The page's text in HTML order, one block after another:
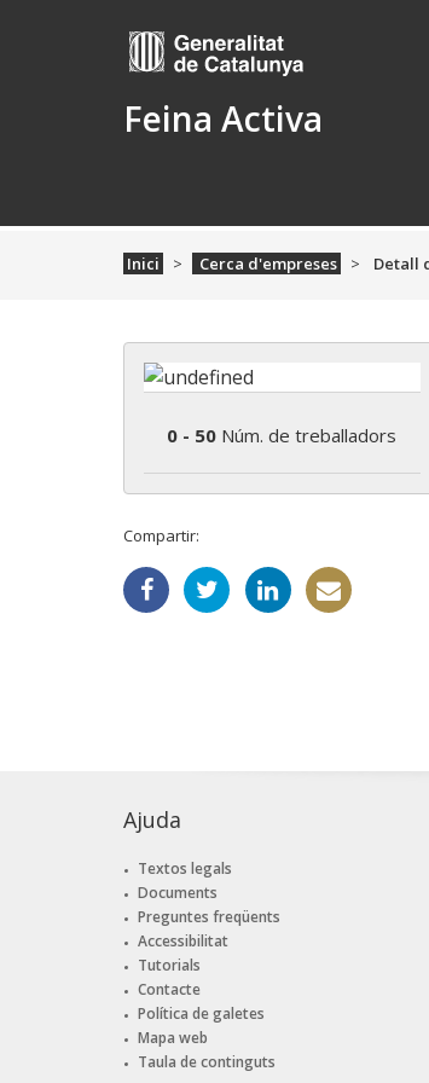
Feina Activa
Inici Cerca d'empreses Detall
0 - 50 Núm. de treballadors
Compartir:
Ajuda
Textos legals
Documents
Preguntes freqüents
Accessibilitat
Tutorials
Contacte
Política de galetes
Mapa web
Taula de continguts